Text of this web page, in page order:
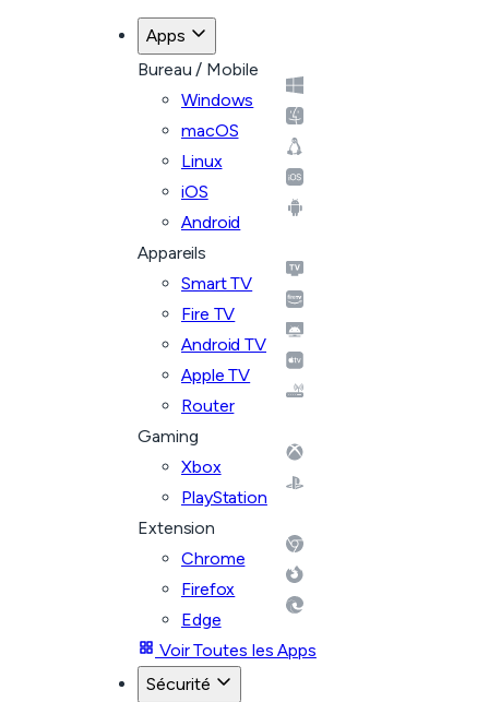
Apps
Bureau / Mobile
Windows
macOS
Linux
iOS
Android
Appareils
Smart TV
Fire TV
Android TV
Apple TV
Router
Gaming
Xbox
PlayStation
Extension
Chrome
Firefox
Edge
Voir Toutes les Apps
Sécurité